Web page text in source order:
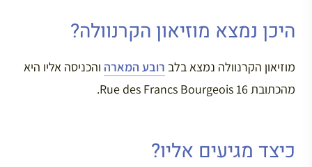
היכן נמצא מוזיאון הקרנוולה?
מוזיאון הקרנוולה נמצא בלב רובע המארה והכניסה אליו היא
מהכתובת 16 Rue des Francs Bourgeois.
כיצד מגיעים אליו?